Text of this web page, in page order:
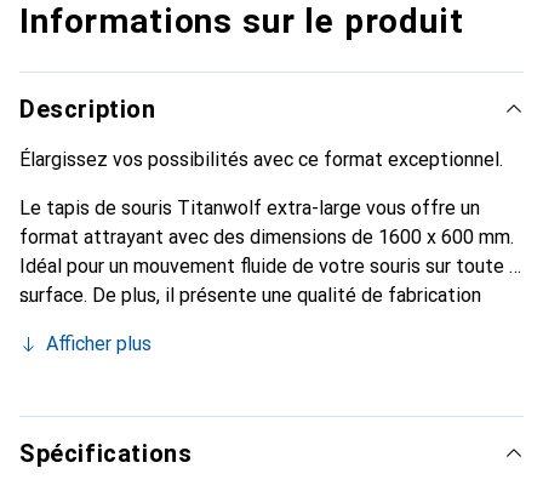
Informations sur le produit
Description
Élargissez vos possibilités avec ce format exceptionnel.
Le tapis de souris Titanwolf extra-large vous offre un
format attrayant avec des dimensions de 1600 x 600 mm.
Idéal pour un mouvement fluide de votre souris sur toute la
surface. De plus, il présente une qualité de fabrication
une capture optimale de vos mouvements. Les joueurs
bureautiques et graphiques bénéficient d'un contrôle
précis de la souris.
Afficher plus
Spécifications